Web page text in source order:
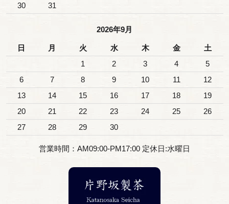
30
31
2026年9月
日 月 火 水 木 金
土
1
2 3 4
5
6
7 8 9 10 11
12
13
14 15 16 17 18
19
20
21 22 23 24 25
26
27
28 29 30
営業時間：AM09:00-PM17:00 定休日:水曜日